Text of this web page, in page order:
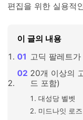
편집을 위한 실용적
이 글의 내용
고딕 팔레트
20개 이상의
드 포함)
대성당 벨벳
미드나잇 로즈